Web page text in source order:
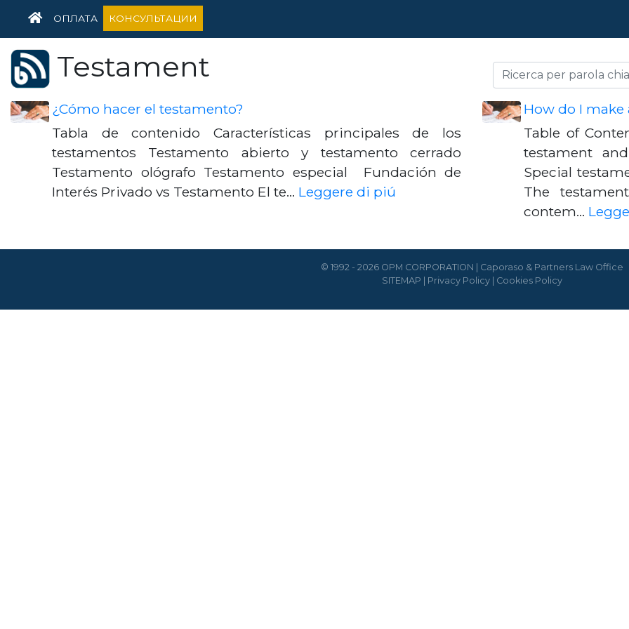
HOME
ОПЛАТА КОНСУЛЬТАЦИИ
Testament
¿Cómo hacer el testamento?
Tabla de contenido Características principales de los
testamentos Testamento abierto y testamento cerrado
Testamento ológrafo Testamento especial Fundación de
Interés Privado vs Testamento El te… Leggere di piú
How do I make
Table of
testament
Special
The
contem…
© 1992 - 2026 OPM CORPORATION | Caporaso & Partners Law Office
SITEMAP
Privacy Policy| Cookies Policy